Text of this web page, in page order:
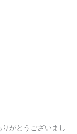
がとうございまし